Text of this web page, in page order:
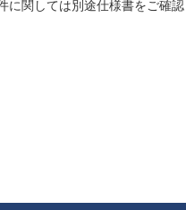
関しては別途仕様書をご確認